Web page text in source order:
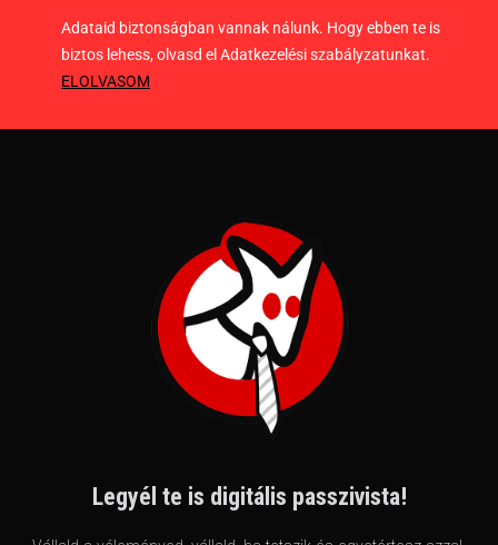
Adataid biztonságban vannak nálunk. Hogy ebben te is
biztos lehess, olvasd el Adatkezelési szabályzatunkat.
ELOLVASOM
Legyél te is digitális passzivista!